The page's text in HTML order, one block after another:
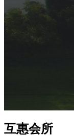
互惠会所